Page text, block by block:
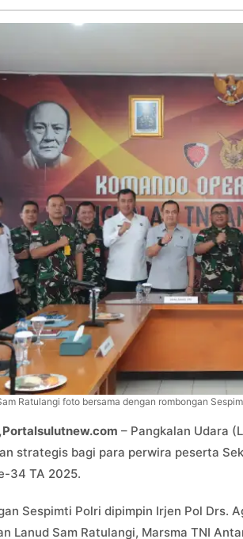
Ratulangi foto bersama dengan rombongan
– Pangkalan Udara
strategis bagi para perwira peserta
34 TA 2025.
Sespimti Polri dipimpin Irjen Pol Drs.
Lanud Sam Ratulangi, Marsma TNI